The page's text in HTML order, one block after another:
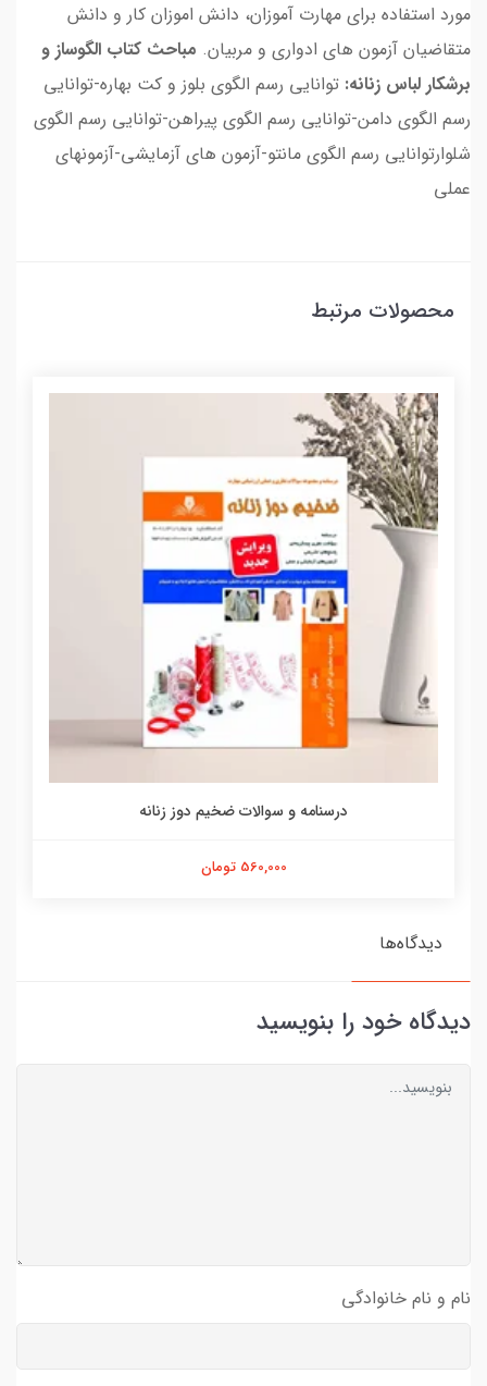
مورد استفاده برای مهارت آموزان، دانش اموزان کار و دانش
متقاضیان آزمون های ادواری و مربیان. مباحث کتاب الگوساز و
برشکار لباس زنانه: توانایی رسم الگوی بلوز و کت بهاره-توانایی
رسم الگوی دامن-توانایی رسم الگوی پیراهن-توانایی رسم الگوی
شلوارتوانایی رسم الگوی مانتو-آزمون های آزمایشی-آزمونهای
عملی
محصولات مرتبط
درسنامه و سوالات ضخیم دوز زنانه
560,000 تومان
دیدگاه‌ها
دیدگاه خود را بنویسید
نام و نام خانوادگی